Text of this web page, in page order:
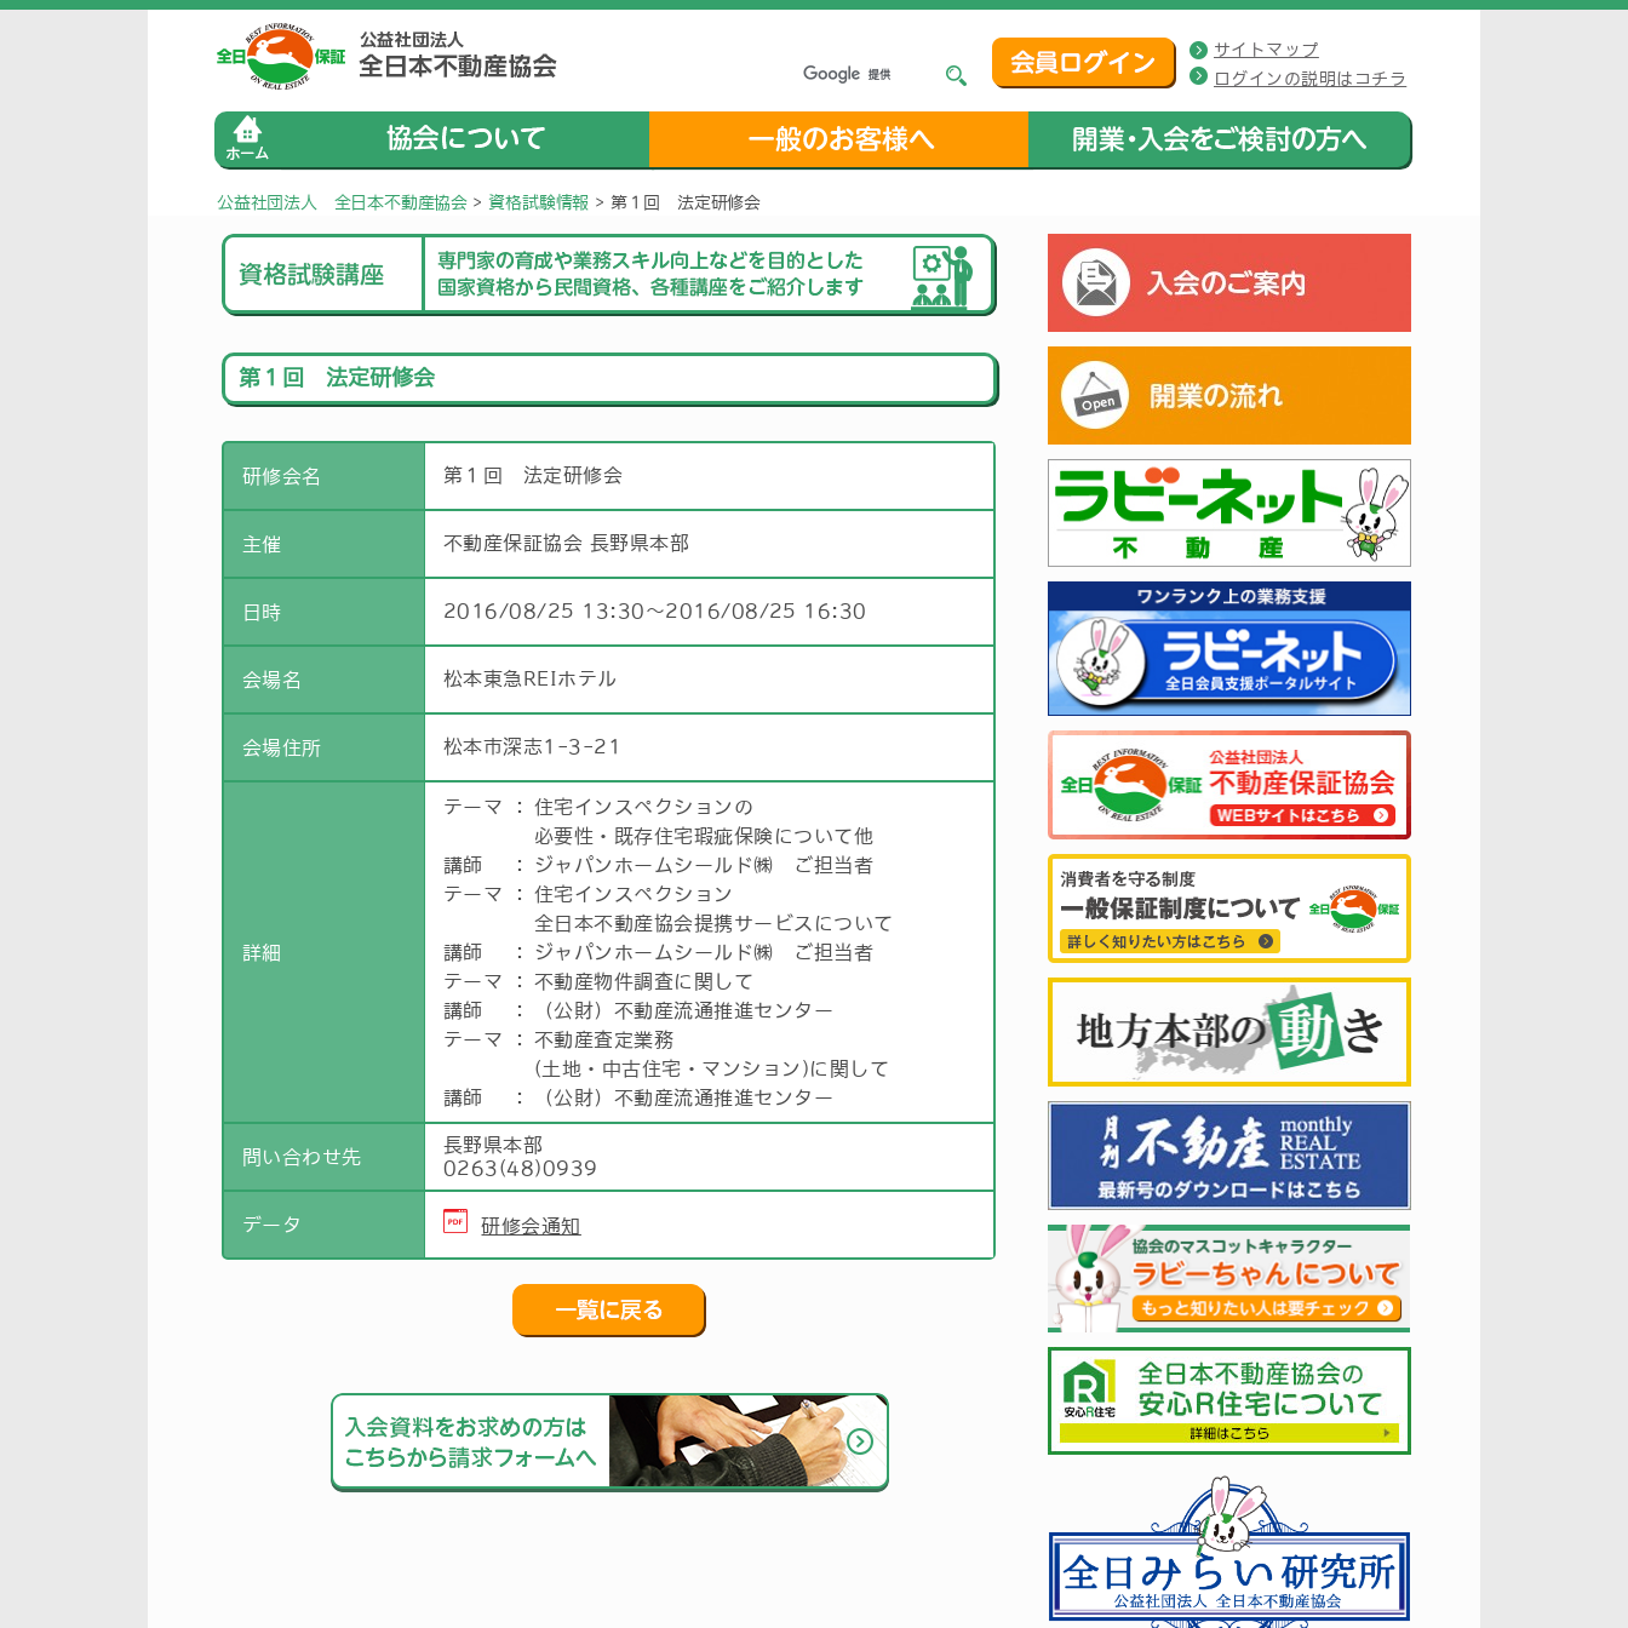
サイトマップ
ログインの説明はコチラ
公益社団法人 全日本不動産協会 >資格試験情報 > 第１回 法定研修会
第１回 法定研修会
研修会名 第１回 法定研修会
主催 不動産保証協会 長野県本部
日時 2016/08/25 13:30〜2016/08/25 16:30
会場名 松本東急REIホテル
会場住所 松本市深志1-3-21
詳細
テーマ ：
住宅インスペクションの
必要性・既存住宅瑕疵保険について他
講師
：
ジャパンホームシールド㈱ ご担当者
テーマ
：
住宅インスペクション
全日本不動産協会提携サービスについて
講師
：
ジャパンホームシールド㈱ ご担当者
テーマ
：
不動産物件調査に関して
講師
：
（公財）不動産流通推進センター
テーマ
：
不動産査定業務
(土地・中古住宅・マンション)に関して
講師
： （公財）不動産流通推進センター
問い合わせ先
長野県本部
0263(48)0939
データ 研修会通知